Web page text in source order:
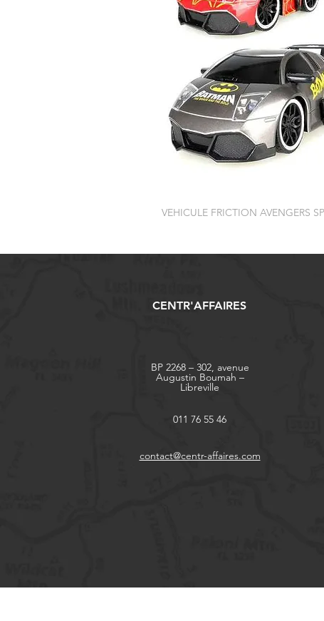
VEHICULE FRICTION AVENGERS
CENTR'AFFAIRES
BP 2268 – 302, avenue
Augustin Boumah –
Libreville
011 76 55 46
contact@centr-affaires.com